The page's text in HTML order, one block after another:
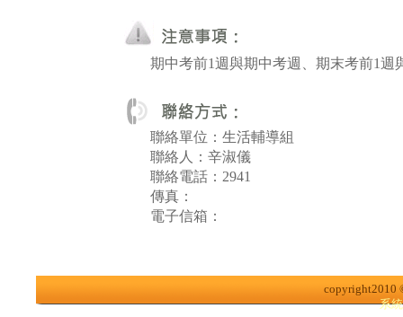
期中考前1週與期中考週、期末考前1週
聯絡單位：生活輔導組
聯絡人：辛淑儀
聯絡電話：2941
傳真：
電子信箱：
copyright2010
系